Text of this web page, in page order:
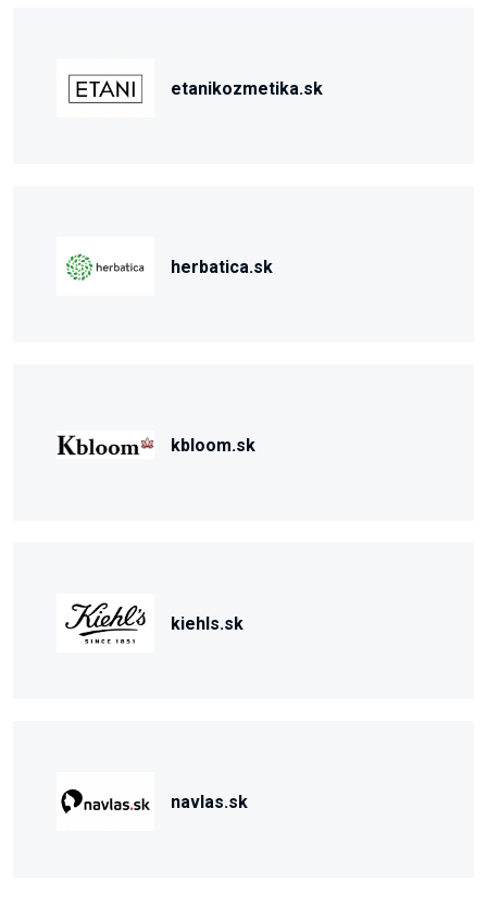
etanikozmetika.sk
herbatica.sk
kbloom.sk
kiehls.sk
navlas.sk